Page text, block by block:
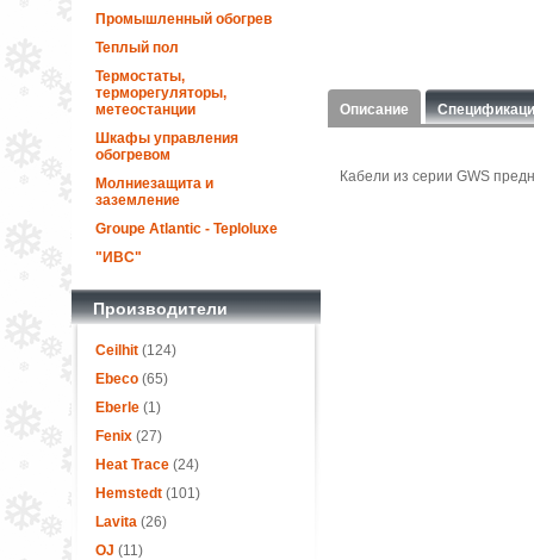
Промышленный обогрев
Теплый пол
Термостаты,
терморегуляторы,
метеостанции
Шкафы управления
обогревом
Молниезащита и
заземление
Groupe Atlantic - Teploluxe
"ИВС"
Производители
Ceilhit(124)
Ebeco(65)
Eberle(1)
Fenix(27)
Heat Trace(24)
Hemstedt(101)
Lavita(26)
OJ (11)
Описание
Кабели из серии GWS